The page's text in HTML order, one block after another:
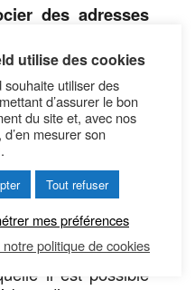
des adresses
à un nom de
pouvoir envoyer
en utilisant
à la place d’une
site Web
destockage
il est possible
utilise des cookies
souhaite utiliser des
d’assurer le bon
du site et, avec nos
mesurer son
.
Tout refuser
mes préférences
politique de cookies